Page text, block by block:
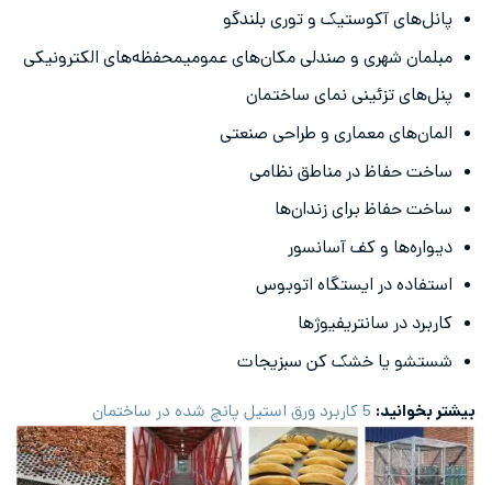
پانل‌های آکوستیک و توری بلندگو
مبلمان شهری و صندلی مکان‌های عمومیمحفظه‌های الکترونیکی
پنل‌های تزئینی نمای ساختمان
المان‌های معماری و طراحی صنعتی
ساخت حفاظ در مناطق نظامی
ساخت حفاظ برای زندان‌ها
دیواره‌ها و کف آسانسور
استفاده در ایستگاه اتوبوس
کاربرد در سانتریفیوژها
شستشو یا خشک کن سبزیجات
بیشتر بخوانید: 5 کاربرد ورق استیل پانچ شده در ساختمان